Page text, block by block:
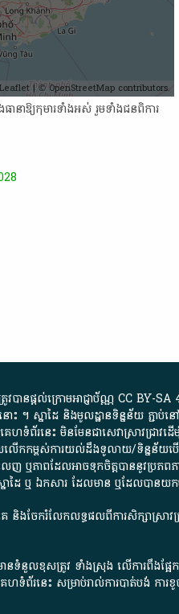
Leaflet| ©OpenStreetMapcontributors.
ា​ឱ្យ​កុមារ​ទាំងអស់​ រួម​ទាំង​ជន​ពិការ​
ាន​ផ្តល់​ក្រោម​អាជ្ញាប័ណ្ណ​ CC BY-SA
ះ​ ។​ ស្នាដៃ​ និង​មូលដ្ឋាន​ទិន្នន័យ ​ភ្ជ
នេះ​ មិនមែន​ជា​សេវា​ស្រាវជ្រាវ​ដើ
ែល​លើកកម្ពស់​ការ​យល់​ដឹង​ទូលាយ​/​ទិន្
ភាព​ដែល​អាច​ទុកចិត្ត​បាននូវ​ប្រភព​
ាដៃ​ ឬ​ ឯកសារ​ ដែល​មាន​ ឬ​ដែល​បាន​
និងចែករំលែកលទ្ធផលពីការសិក្សាស្រា
នទំនួលខុសត្រូវ ទាំងស្រុង លើការពឹងផ្
េហទំព័រនេះ សម្រាប់រាល់ការបាត់បង់